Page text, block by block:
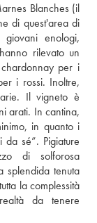
Blanches (il
di quest'area di
enologi,
rilevato un
per i
i rossi. Inoltre,
Il vigneto è
arati. In cantina,
in quanto i
sé”. Pigiature
di solforosa
splendida tenuta
la complessità
da tenere